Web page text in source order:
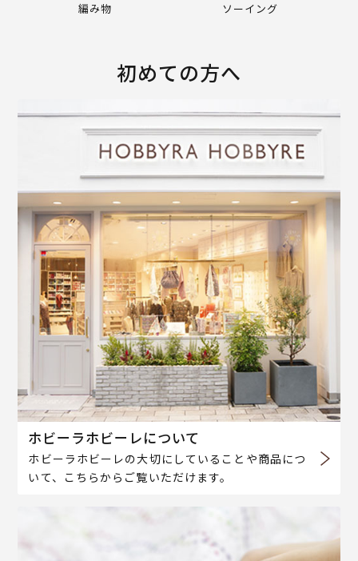
編み物 ソーイング
初めての方へ
ホビーラホビーレについて
ホビーラホビーレの大切にしていることや商品につ
いて、こちらからご覧いただけます。